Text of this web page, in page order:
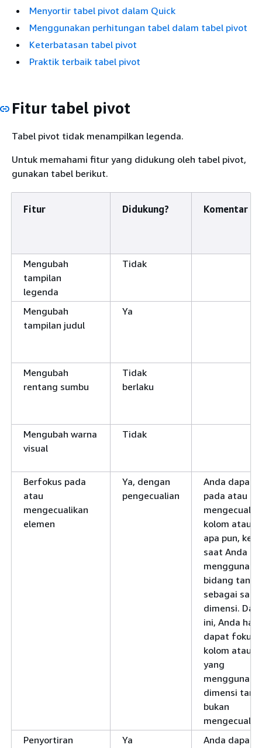
Menyortir tabel pivot dalam Quick
Menggunakan perhitungan tabel dalam tabel pivot
Keterbatasan tabel pivot
Praktik terbaik tabel pivot
Fitur tabel pivot
Tabel pivot tidak menampilkan legenda.
Untuk memahami fitur yang didukung oleh tabel pivot,
gunakan tabel berikut.
Fitur Didukung? Komentar
Mengubah
tampilan
legenda
Tidak
Mengubah
tampilan judul
Ya
Mengubah
rentang sumbu
Tidak
berlaku
Mengubah warna
visual
Tidak
Berfokus pada
atau
mengecualikan
elemen
Ya, dengan
pengecualian
Anda dapat
pada atau
kolom atau
apa pun,
saat Anda
bidang
sebagai
dimensi.
ini, Anda
dapat fokus
kolom atau
yang
dimensi
bukan
Penyortiran
Ya
Anda dapat